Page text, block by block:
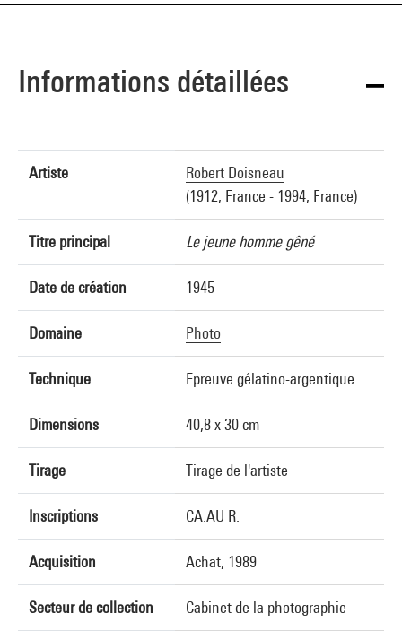
Informations détaillées
Artiste
Robert Doisneau
(1912, France - 1994, France)
Titre principal Le jeune homme gêné
Date de création 1945
Domaine Photo
Technique Epreuve gélatino-argentique
Dimensions 40,8 x 30 cm
Tirage Tirage de l'artiste
Inscriptions CA.AU R.
Acquisition Achat, 1989
Secteur de collection Cabinet de la photographie